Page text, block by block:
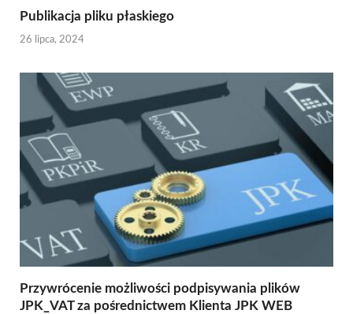
Publikacja pliku płaskiego
26 lipca, 2024
Przywrócenie możliwości podpisywania plików
JPK_VAT za pośrednictwem Klienta JPK WEB